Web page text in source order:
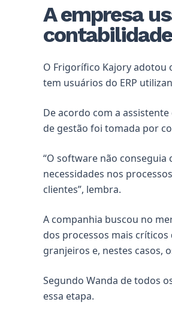
A empresa
O Frigorífico Kajory adotou
tem usuários do ERP
De acordo com a
de gestão foi tomada por
“O software não
necessidades nos
clientes”, lembra.
A companhia buscou no
dos processos mais
granjeiros e, nestes casos,
Segundo Wanda de todos
essa etapa.